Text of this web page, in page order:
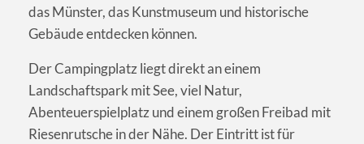
das Münster, das Kunstmuseum und historische
Gebäude entdecken können.
Der Campingplatz liegt direkt an einem
Landschaftspark mit See, viel Natur,
Abenteuerspielplatz und einem großen Freibad mit
Riesenrutsche in der Nähe. Der Eintritt ist für